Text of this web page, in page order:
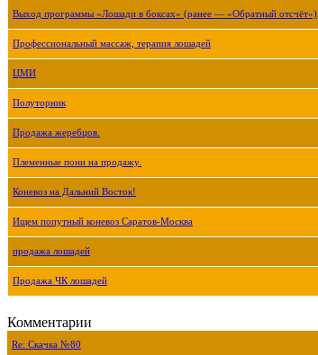
Выход программы «Лошади в боксах» (ранее — «Обратный отсчёт»)
Профессиональный массаж, терапия лошадей
ЦМИ
Полуторник
Продажа жеребцов.
Племенные пони на продажу.
Коневоз на Дальний Восток!
Ищем попутный коневоз Саратов-Москва
продажа лошадей
Продажа ЧК лошадей
Комментарии
Re: Скачка №80